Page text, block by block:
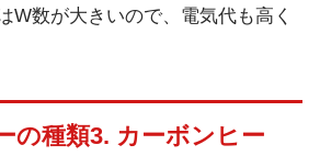
W数が大きいので、電気代も高く
の種類3. カーボンヒー